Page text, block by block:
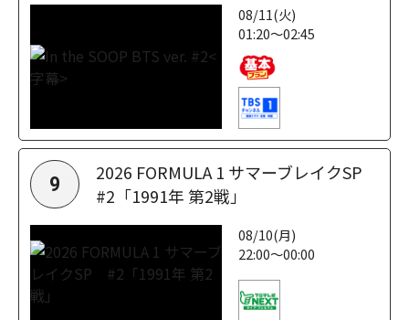
08/11(火)
01:20～02:45
9
2026 FORMULA 1 サマーブレイクSP
#2「1991年 第2戦」
08/10(月)
22:00～00:00